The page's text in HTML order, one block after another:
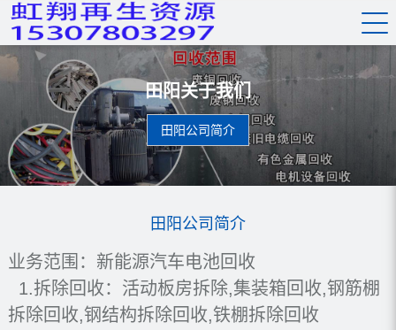
田阳关于我们
田阳公司简介
田阳公司简介
业务范围： 新能源汽车电池回收
1.拆除回收：活动板房拆除,集装箱回收,钢筋棚
拆除回收,钢结构拆除回收,铁棚拆除回收